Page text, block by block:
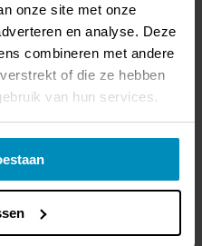
onze site met onze
en analyse. Deze
combineren met andere
of die ze hebben
van hun services.
op een pvc-vloer raden
aantasten en vlekken
oppervlakken pvc, zoals in
boenmachine of